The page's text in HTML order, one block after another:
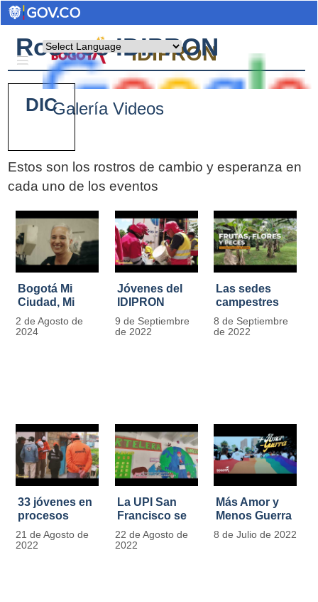
Powered by
IDIPRON
Rostros IDIPRON
Galería Videos
Estos son los rostros de cambio y esperanza en
cada uno de los eventos
Bogotá Mi
Ciudad, Mi
Casa
2 de Agosto de
2024
Jóvenes del
IDIPRON
restauraron
más de 13.000
9 de Septiembre
de 2022
Las sedes
campestres
de IDIPRON
se convierten
8 de Septiembre
de 2022
33 jóvenes en
procesos
legales por
tensiones con
21 de Agosto de
2022
La UPI San
Francisco se
llena de color
y vida con la
22 de Agosto de
2022
Más Amor y
Menos Guerra
8 de Julio de 2022
Pages
DIC